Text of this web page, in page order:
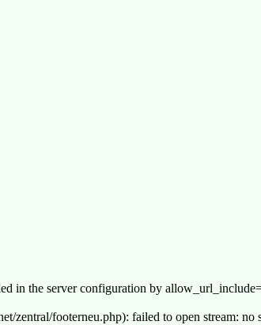
in the server configuration by
zentral/footerneu.php): failed to open stream: